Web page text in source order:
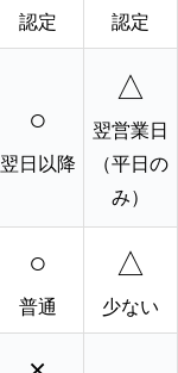
認定
認定
○
翌日以降
△
翌営業日
（平日の
み）
○
普通
△
少ない